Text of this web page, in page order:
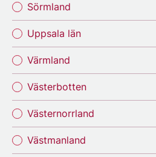
Sörmland
Uppsala län
Värmland
Västerbotten
Västernorrland
Västmanland